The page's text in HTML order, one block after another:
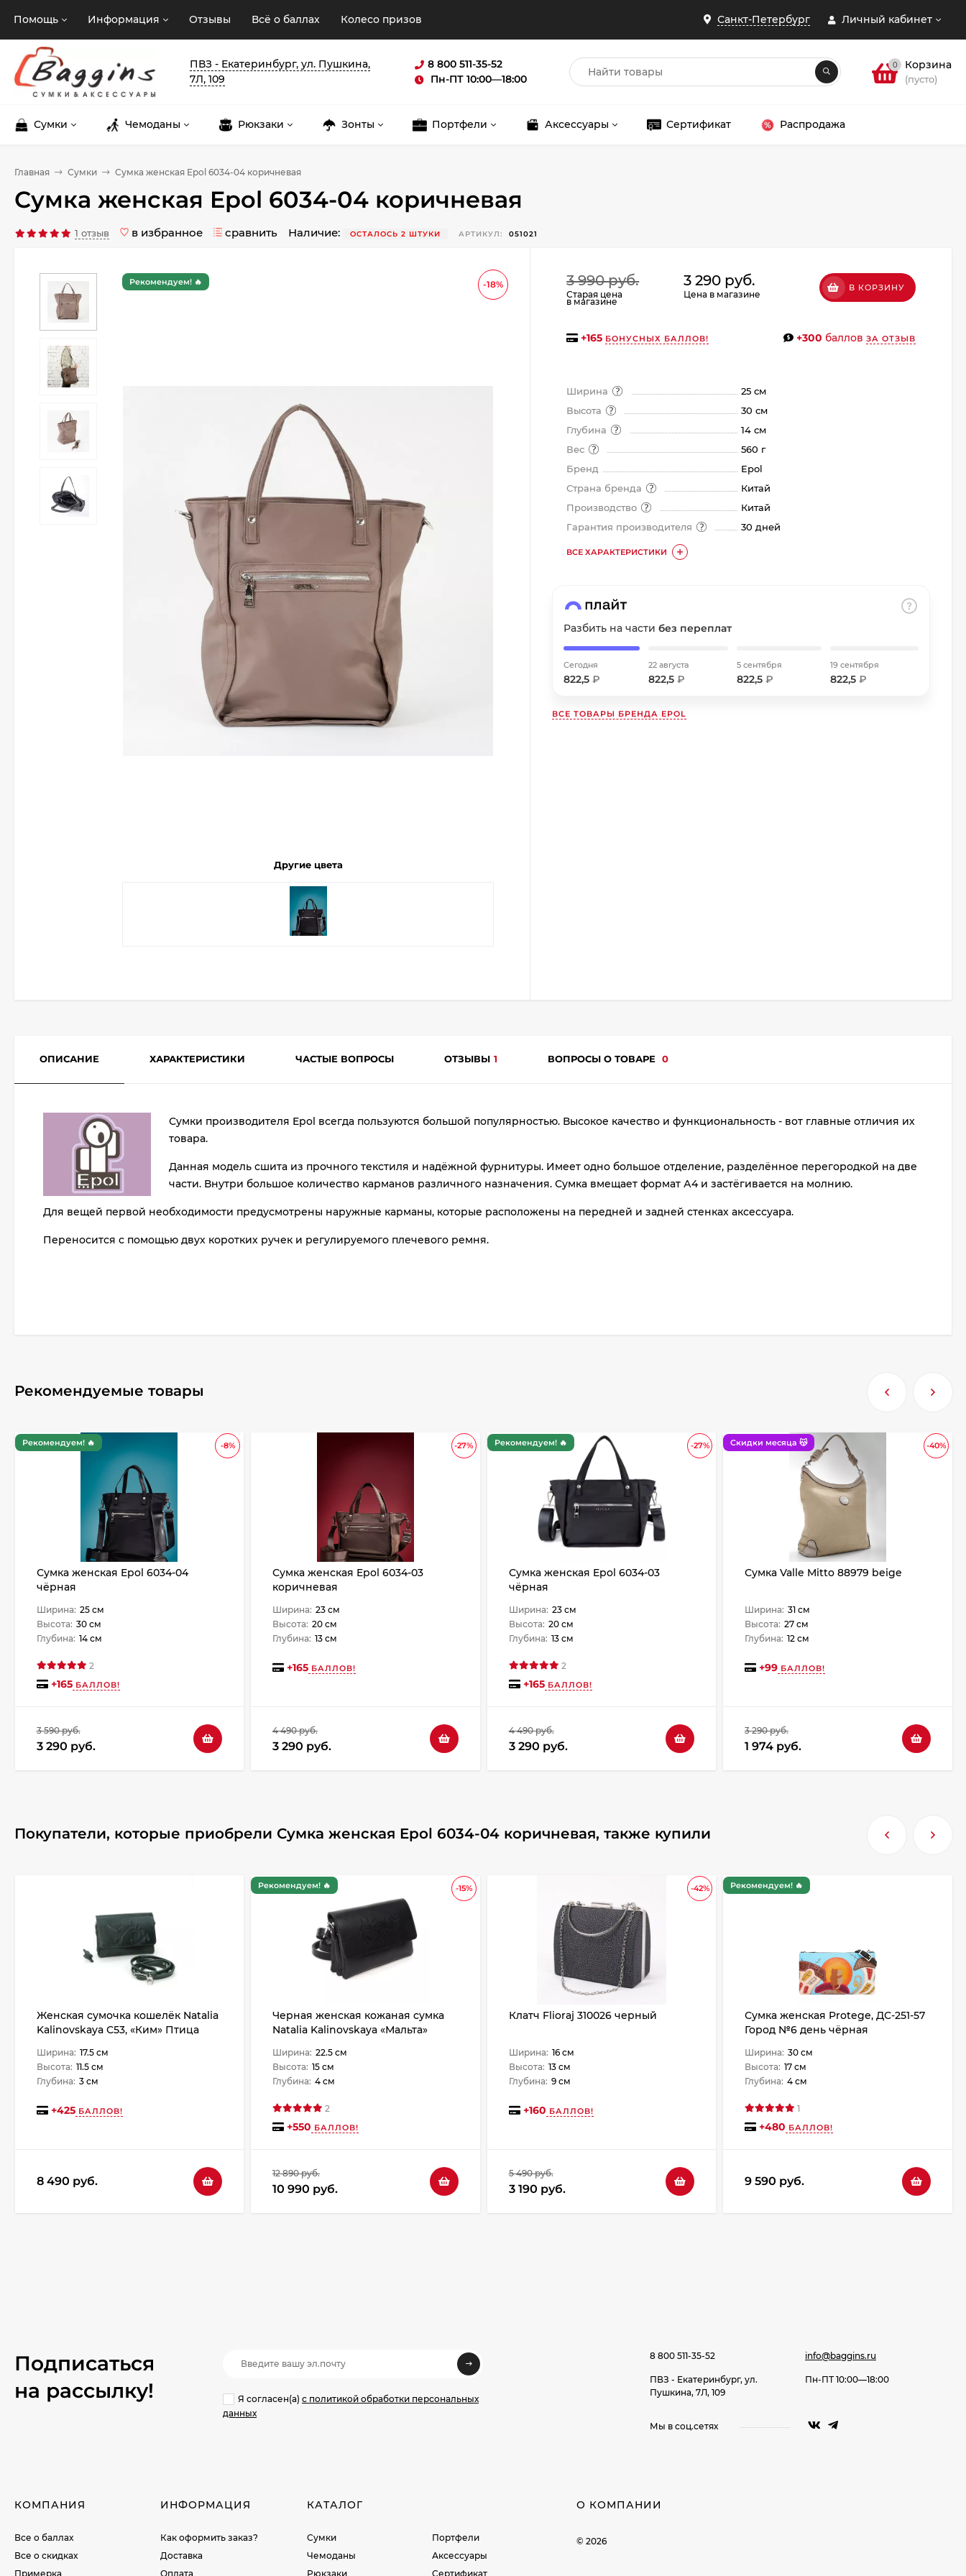
Санкт-Петербург Личный кабинет
Помощь Информация Отзывы Всё о баллах Колесо призов
ПВЗ - Екатеринбург, ул. Пушкина,
7Л, 109
8 800 511-35-52
Пн-ПТ 10:00—18:00
0 Корзина
(пусто)
Сумки Чемоданы Рюкзаки Зонты Портфели Аксессуары Сертификат Распродажа
Главная Сумки Сумка женская Epol 6034-04 коричневая
Сумка женская Epol 6034-04 коричневая
1 отзыв в избранное сравнить Наличие: ОСТАЛОСЬ 2 ШТУКИ АРТИКУЛ: 051021
-18%
Рекомендуем! 🔥
Другие цвета
3 990 руб.
Старая цена
в магазине
3 290 руб.
Цена в магазине
В КОРЗИНУ
+165 БОНУСНЫХ БАЛЛОВ! +300 баллов ЗА ОТЗЫВ
Ширина
25 см
Высота
30 см
Глубина
14 см
Вес
560 г
Бренд
Epol
Страна бренда
Китай
Производство
Китай
Гарантия производителя
30 дней
ВСЕ ХАРАКТЕРИСТИКИ
Разбить на частибез переплат
Сегодня
822,5₽
22 августа
822,5₽
5 сентября
822,5₽
19 сентября
822,5₽
ВСЕ ТОВАРЫ БРЕНДА EPOL
ОПИСАНИЕ ХАРАКТЕРИСТИКИ ЧАСТЫЕ ВОПРОСЫ ОТЗЫВЫ 1 ВОПРОСЫ О ТОВАРЕ 0
Сумки производителя Epol всегда пользуются большой популярностью. Высокое качество и функциональность - вот главные отличия их
товара.
Данная модель сшита из прочного текстиля и надёжной фурнитуры. Имеет одно большое отделение, разделённое перегородкой на две
части. Внутри большое количество карманов различного назначения. Сумка вмещает формат А4 и застёгивается на молнию.
Для вещей первой необходимости предусмотрены наружные карманы, которые расположены на передней и задней стенках аксессуара.
Переносится с помощью двух коротких ручек и регулируемого плечевого ремня.
25
Добавляйте товары
Оплачивайте сегодня только
% картой любого банка
Получайте товар выбранный способом
Оставшиеся
с вашей карты каждые 2 недели
раз
Рекомендуемые товары
-8%
Рекомендуем! 🔥
Сумка женская Epol 6034-04
чёрная
Ширина: 25 см
Высота: 30 см
Глубина: 14 см
2
+165БАЛЛОВ!
3 590 руб.
3 290 руб.
-27%
Сумка женская Epol 6034-03
коричневая
Ширина: 23 см
Высота: 20 см
Глубина: 13 см
+165 БАЛЛОВ!
4 490 руб.
3 290 руб.
-27%
Рекомендуем! 🔥
Сумка женская Epol 6034-03
чёрная
Ширина: 23 см
Высота: 20 см
Глубина: 13 см
2
+165БАЛЛОВ!
4 490 руб.
3 290 руб.
-40%
Скидки месяца 😽
Сумка Valle Mitto 88979 beige
Ширина: 31 см
Высота: 27 см
Глубина: 12 см
+99 БАЛЛОВ!
3 290 руб.
1 974 руб.
Покупатели, которые приобрели Сумка женская Epol 6034-04 коричневая, также купили
Женская сумочка кошелёк Natalia
Kalinovskaya С53, «Ким» Птица
Ширина: 17.5 см
Высота: 11.5 см
Глубина: 3 см
+425БАЛЛОВ!
8 490 руб.
-15%
Рекомендуем! 🔥
Черная женская кожаная сумка
Natalia Kalinovskaya «Мальта»
Ширина: 22.5 см
Высота: 15 см
Глубина: 4 см
2
+550 БАЛЛОВ!
12 890 руб.
10 990 руб.
-42%
Клатч Flioraj 310026 черный
Ширина: 16 см
Высота: 13 см
Глубина: 9 см
+160 БАЛЛОВ!
5 490 руб.
3 190 руб.
Рекомендуем! 🔥
Сумка женская Protege, ДС-251-57
Город №6 день чёрная
Ширина: 30 см
Высота: 17 см
Глубина: 4 см
1
+480 БАЛЛОВ!
9 590 руб.
Подписаться
на рассылкy!
Я согласен(a) с политикой обработки персональных
данных
8 800 511-35-52
ПВЗ - Екатеринбург, ул.
Пушкина, 7Л, 109
info@baggins.ru
Пн-ПТ 10:00—18:00
Мы в соц.сетях
КОМПАНИЯ
Все о баллах
Все о скидках
Примерка
ИНФОРМАЦИЯ
Как оформить заказ?
Доставка
Оплата
КАТАЛОГ
Сумки
Чемоданы
Рюкзаки
Портфели
Аксессуары
Сертификат
О КОМПАНИИ
© 2026